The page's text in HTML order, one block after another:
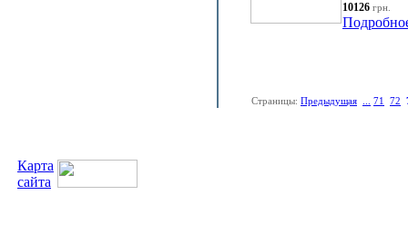
10126 грн.
Страницы: Предыдущая 71 72
Карта
сайта